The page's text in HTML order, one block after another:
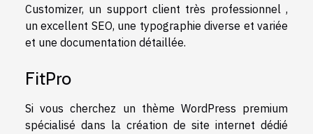
Customizer, un support client très professionnel ,
un excellent SEO, une typographie diverse et variée
et une documentation détaillée.
FitPro
Si vous cherchez un thème WordPress premium
spécialisé dans la création de site internet dédié